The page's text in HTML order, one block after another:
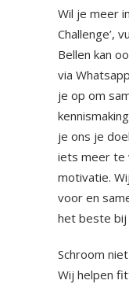
Wil je meer
Challenge’,
Bellen kan
via
je op om
je ons je
iets meer te
motivatie.
voor en
het beste bij
Schroom
Wij helpen